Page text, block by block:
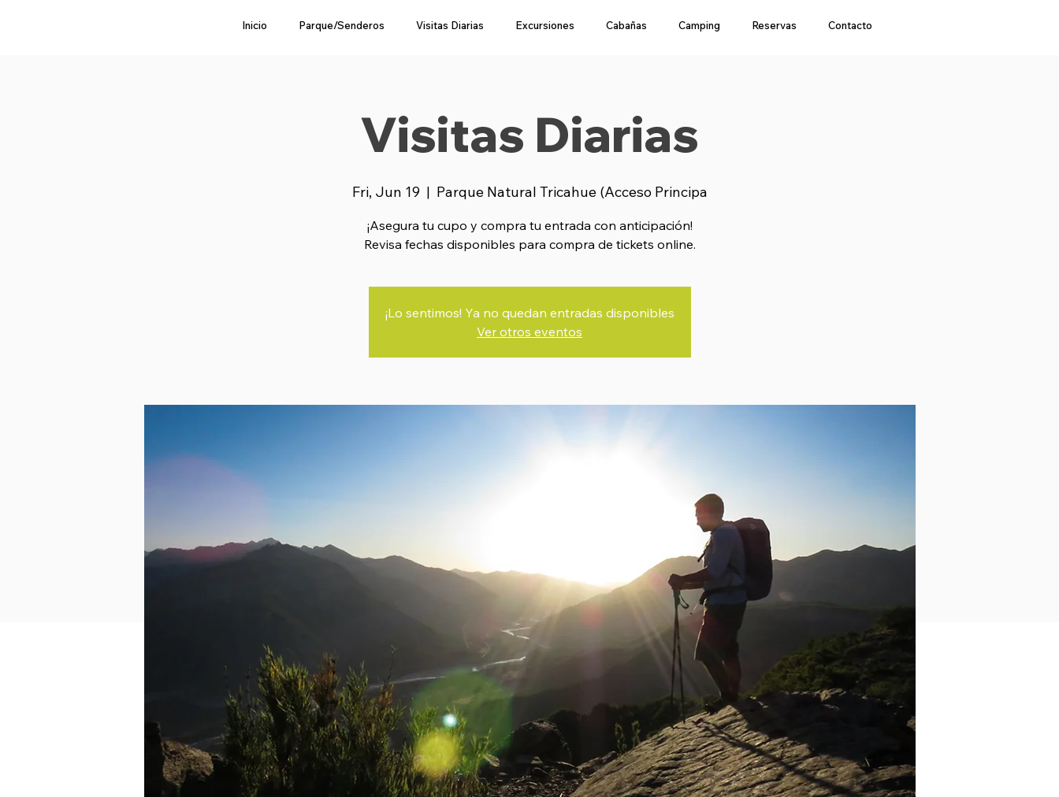
Inicio Parque/Senderos Visitas Diarias Excursiones Cabañas Camping Reservas Contacto
Visitas Diarias
Fri, Jun 19
  |
Parque Natural Tricahue (Acceso Principa
¡Asegura tu cupo y compra tu entrada con anticipación!
Revisa fechas disponibles para compra de tickets online.
¡Lo sentimos! Ya no quedan entradas disponibles
Ver otros eventos